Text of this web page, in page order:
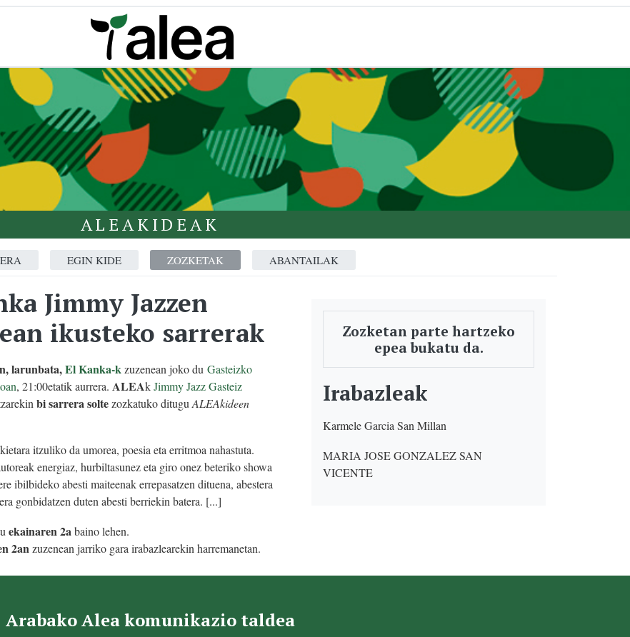
ALEAKIDEAK
EGIN KIDE ZOZKETAK ABANTAILAK
Jimmy Jazzen
ikusteko sarrerak
larunbata,El Kanka-kzuzenean joko du Gasteizko
, 21:00etatik aurrera. ALEAkJimmy Jazz Gasteiz
bi sarrera soltezozkatuko ditugu ALEAkideen
itzuliko da umorea, poesia eta erritmoa nahastuta.
energiaz, hurbiltasunez eta giro onez beteriko showa
ibilbideko abesti maiteenak errepasatzen dituena, abestera
gonbidatzen duten abesti berriekin batera. [...]
ekainaren 2abaino lehen.
2anzuzenean jarriko gara irabazlearekin harremanetan.
Zozketan parte hartzeko
epea bukatu da.
Irabazleak
Karmele Garcia San Millan
MARIA JOSE GONZALEZ SAN
VICENTE
Arabako Alea komunikazio taldea